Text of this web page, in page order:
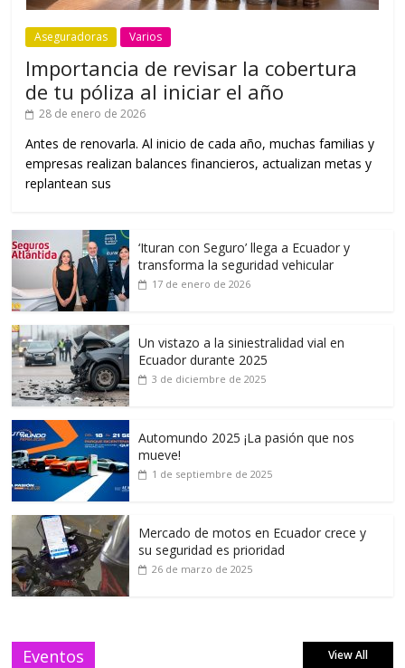
Aseguradoras Varios
Importancia de revisar la cobertura
de tu póliza al iniciar el año
28 de enero de 2026
Antes de renovarla. Al inicio de cada año, muchas familias y
empresas realizan balances financieros, actualizan metas y
replantean sus
‘Ituran con Seguro’ llega a Ecuador y
transforma la seguridad vehicular
17 de enero de 2026
Un vistazo a la siniestralidad vial en
Ecuador durante 2025
3 de diciembre de 2025
Automundo 2025 ¡La pasión que nos
mueve!
1 de septiembre de 2025
Mercado de motos en Ecuador crece y
su seguridad es prioridad
26 de marzo de 2025
Eventos View All